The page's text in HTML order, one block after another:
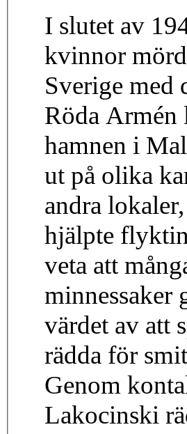
I slutet av
kvinnor
Sverige med
Röda Armén
hamnen i
ut på olika
andra
hjälpte
veta att
minnessaker
värdet av att
rädda för
Genom
Lakocinski